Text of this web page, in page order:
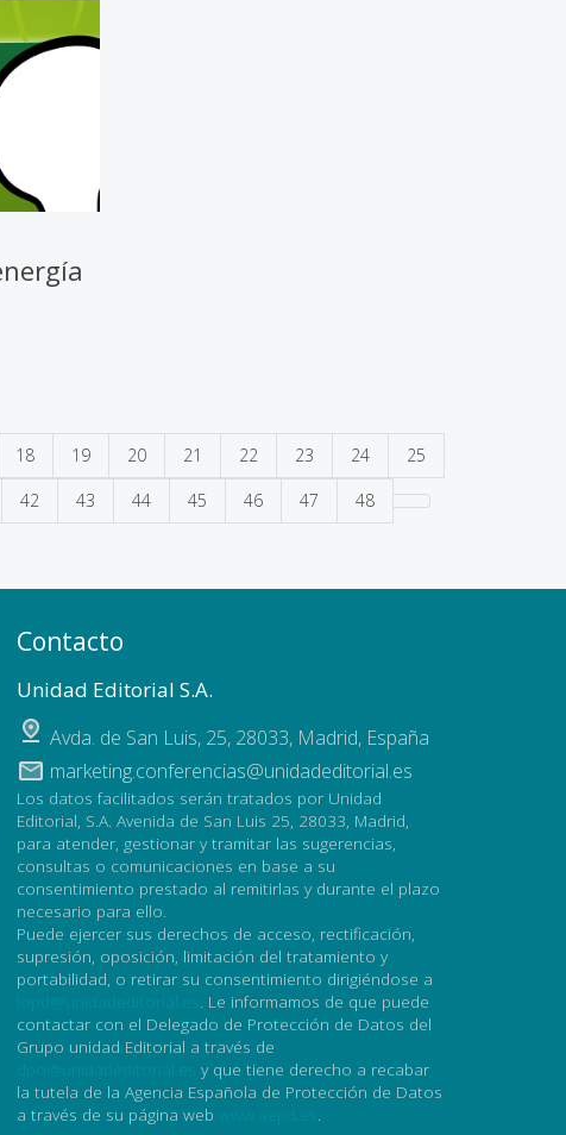
18 19 20 21 22 23 24
25
42 43 44 45 46 47 48
Contacto
Unidad Editorial S.A.
Avda. de San Luis, 25, 28033, Madrid, España
marketing.conferencias@unidadeditorial.es
Los datos facilitados serán tratados por Unidad
Editorial, S.A. Avenida de San Luis 25, 28033, Madrid,
para atender, gestionar y tramitar las sugerencias,
consultas o comunicaciones en base a su
consentimiento prestado al remitirlas y durante el plazo
necesario para ello.
Puede ejercer sus derechos de acceso, rectificación,
supresión, oposición, limitación del tratamiento y
portabilidad, o retirar su consentimiento dirigiéndose a
. Le informamos de que puede
contactar con el Delegado de Protección de Datos del
Grupo unidad Editorial a través de
y que tiene derecho a recabar
la tutela de la Agencia Española de Protección de Datos
a través de su página web
.